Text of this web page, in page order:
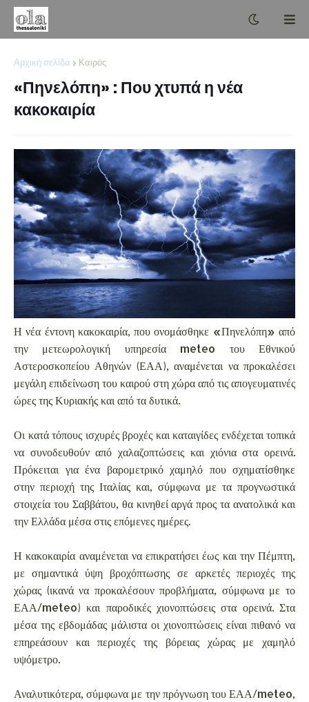
Αρχική σελίδα Καιρός
«Πηνελόπη» : Που χτυπά η νέα
κακοκαιρία
Η νέα έντονη κακοκαιρία, που ονομάσθηκε «Πηνελόπη» από
την μετεωρολογική υπηρεσία meteo του Εθνικού
Αστεροσκοπείου Αθηνών (ΕΑΑ), αναμένεται να προκαλέσει
μεγάλη επιδείνωση του καιρού στη χώρα από τις απογευματινές
ώρες της Κυριακής και από τα δυτικά.
Οι κατά τόπους ισχυρές βροχές και καταιγίδες ενδέχεται τοπικά
να συνοδευθούν από χαλαζοπτώσεις και χιόνια στα ορεινά.
Πρόκειται για ένα βαρομετρικό χαμηλό που σχηματίσθηκε
στην περιοχή της Ιταλίας και, σύμφωνα με τα προγνωστικά
στοιχεία του Σαββάτου, θα κινηθεί αργά προς τα ανατολικά και
την Ελλάδα μέσα στις επόμενες ημέρες.
Η κακοκαιρία αναμένεται να επικρατήσει έως και την Πέμπτη,
με σημαντικά ύψη βροχόπτωσης σε αρκετές περιοχές της
χώρας (ικανά να προκαλέσουν προβλήματα, σύμφωνα με το
ΕΑΑ/meteo) και παροδικές χιονοπτώσεις στα ορεινά. Στα
μέσα της εβδομάδας μάλιστα οι χιονοπτώσεις είναι πιθανό να
επηρεάσουν και περιοχές της βόρειας χώρας με χαμηλό
υψόμετρο.
Αναλυτικότερα, σύμφωνα με την πρόγνωση του ΕΑΑ/meteo,